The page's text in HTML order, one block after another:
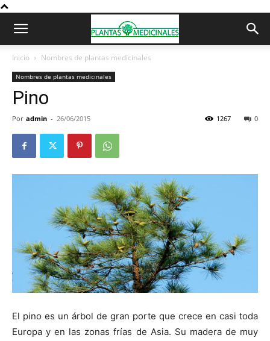
Inicio Nombres de plantas medicinales
Nombres de plantas medicinales
Pino
Por admin - 26/06/2015 0
1267
El pino es un árbol de gran porte que crece en casi toda
Europa y en las zonas frías de Asia. Su madera de muy